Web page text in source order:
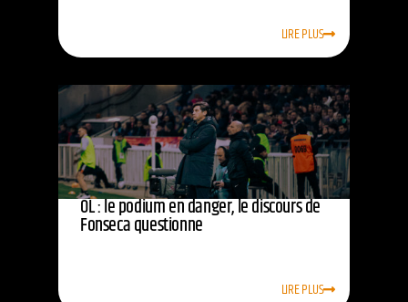
LIRE PLUS
OL : le podium en danger, le discours de
Fonseca questionne
LIRE PLUS